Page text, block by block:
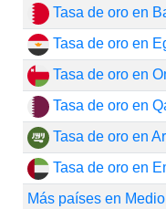
Tasa de oro en
Tasa de oro en
Tasa de oro en
Tasa de oro en
Tasa de oro en
Tasa de oro en
Más países en